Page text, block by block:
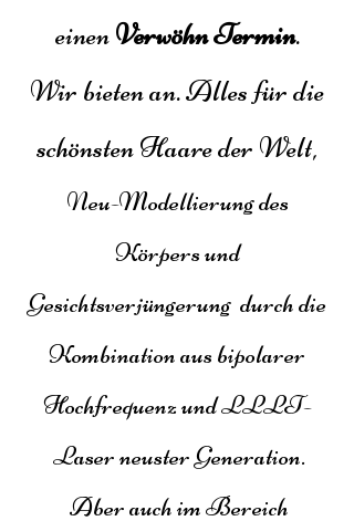
einenVerwöhn Termin.
Wir bieten an. Alles für die
schönsten Haare der Welt,
Neu-Modellierung des
Körpers und
Gesichtsverjüngerung durch die
Kombination aus bipolarer
Hochfrequenz und LLLT-
Laser neuster Generation.
Aber auch im Bereich